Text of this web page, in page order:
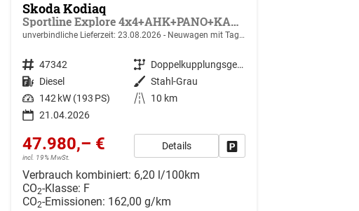
parken oder vergleichen
Skoda Kodiaq
Sportline Explore 4x4+AHK+PANO+KAMERA+EL. HECKKL.+NAVI+20 LM
unverbindliche Lieferzeit:23.08.2026 Neuwagen mit Tageszulassung
Fahrzeugnr. 47342 Getriebe
Doppelkupplungsgetriebe (DSG)
Kraftstoff Diesel Außenfarbe Stahl-Grau
Leistung 142 kW (193 PS) Kilometerstand
10 km
21.04.2026
47.980,– €
incl. 19% MwSt.
Details
Verbrauch kombiniert: 6,20 l/100km
CO2-Klasse: F
CO2-Emissionen: 162,00 g/km